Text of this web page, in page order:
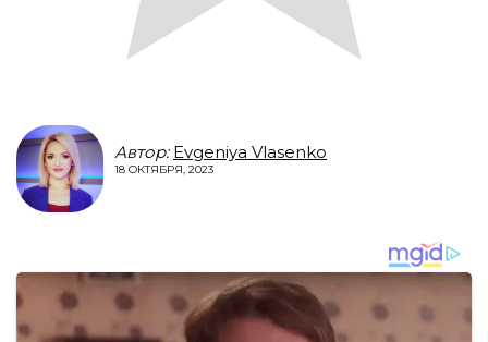
Автор: Evgeniya Vlasenko
18 ОКТЯБРЯ, 2023